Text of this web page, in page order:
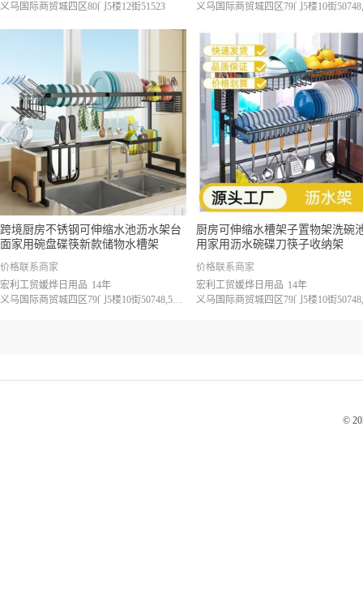
义乌国际商贸城四区80门5楼12街51523
跨境厨房不锈钢可伸缩水池沥水架台
面家用碗盘碟筷新款储物水槽架
价格联系商家
宏利工贸媛烨日用品 14年
义乌国际商贸城四区79门5楼10街50748,50749
厨房可伸缩水槽架子置物架洗碗
用家用沥水碗碟刀筷子收纳架
价格联系商家
宏利工贸媛烨日用品 14年
©